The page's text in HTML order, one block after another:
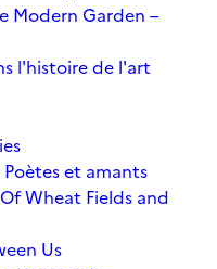
Modern Garden –
l'histoire de l'art
et amants
Wheat Fields and
Us